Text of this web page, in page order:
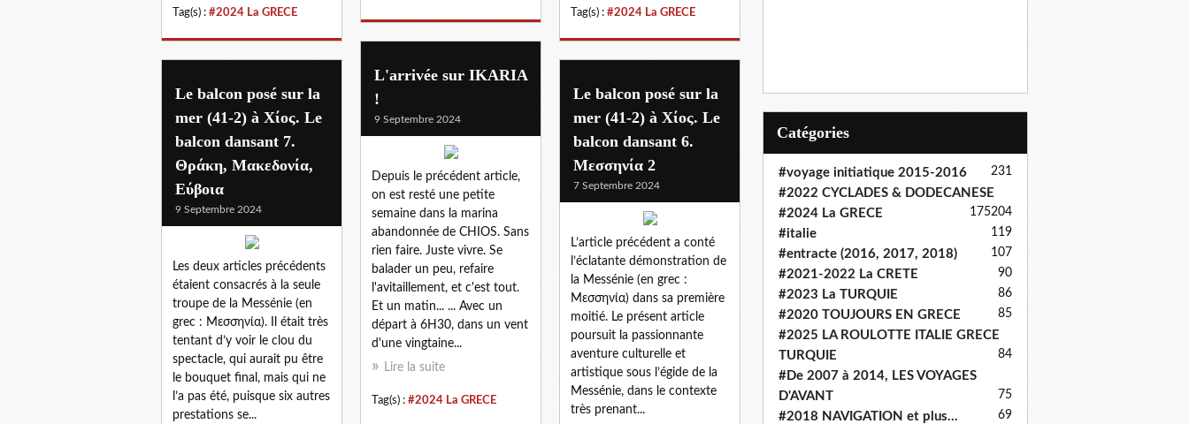
Tag(s) : #2024 La GRECE Tag(s) : #2024 La GRECE
L'arrivée sur IKARIA
!
9 Septembre 2024
Depuis le précédent article,
on est resté une petite
semaine dans la marina
abandonnée de CHIOS. Sans
rien faire. Juste vivre. Se
balader un peu, refaire
l'avitaillement, et c'est tout.
Et un matin... ... Avec un
départ à 6H30, dans un vent
d'une vingtaine...
Lire la suite
Tag(s) : #2024 La GRECE
Le balcon posé sur la
mer (41-2) à Χίος. Le
balcon dansant 7.
Θράκη, Μακεδονία,
Eύβοια
9 Septembre 2024
Les deux articles précédents
étaient consacrés à la seule
troupe de la Messénie (en
grec : Μεσσηνία). Il était très
tentant d’y voir le clou du
spectacle, qui aurait pu être
le bouquet final, mais qui ne
l’a pas été, puisque six autres
prestations se...
Le balcon posé sur la
mer (41-2) à Χίος. Le
balcon dansant 6.
Μεσσηνία 2
7 Septembre 2024
L’article précédent a conté
l’éclatante démonstration de
la Messénie (en grec :
Μεσσηνία) dans sa première
moitié. Le présent article
poursuit la passionnante
aventure culturelle et
artistique sous l’égide de la
Messénie, dans le contexte
très prenant...
Catégories
#voyage initiatique 2015-2016 231
#2022 CYCLADES & DODECANESE
204
#2024 La GRECE 175
#italie 119
#entracte (2016, 2017, 2018) 107
#2021-2022 La CRETE 90
#2023 La TURQUIE 86
#2020 TOUJOURS EN GRECE 85
#2025 LA ROULOTTE ITALIE GRECE
TURQUIE
84
#De 2007 à 2014, LES VOYAGES
D'AVANT
75
#2018 NAVIGATION et plus... 69